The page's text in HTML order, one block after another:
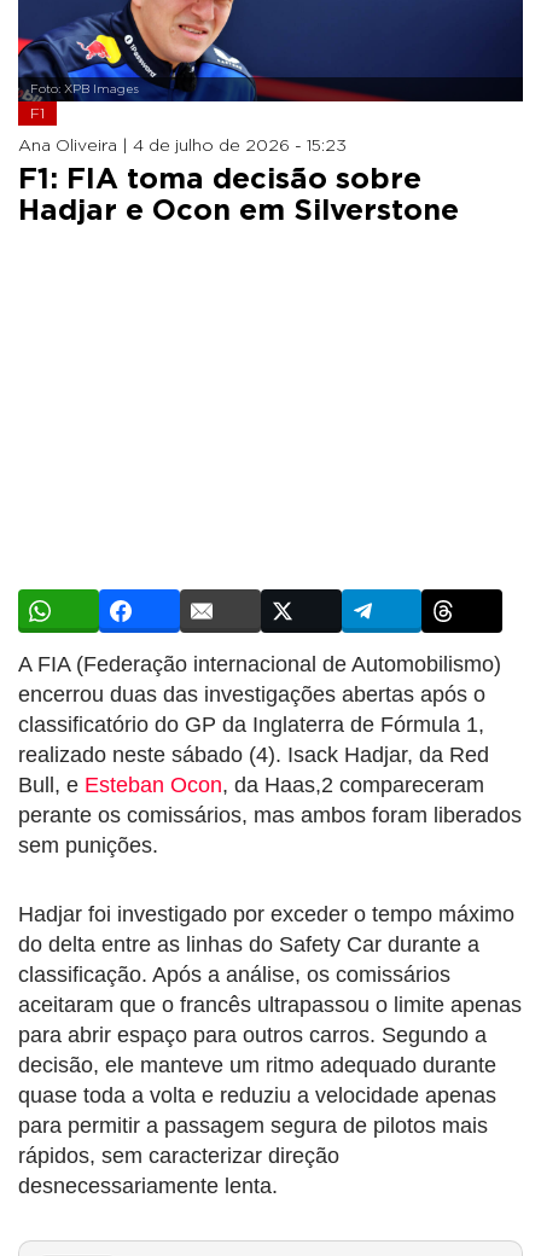
Foto: XPB Images
F1
Ana Oliveira | 4 de julho de 2026 - 15:23
F1: FIA toma decisão sobre
Hadjar e Ocon em Silverstone
A FIA (Federação internacional de Automobilismo)
encerrou duas das investigações abertas após o
classificatório do GP da Inglaterra de Fórmula 1,
realizado neste sábado (4). Isack Hadjar, da Red
Bull, e Esteban Ocon, da Haas,2 compareceram
perante os comissários, mas ambos foram liberados
sem punições.
Hadjar foi investigado por exceder o tempo máximo
do delta entre as linhas do Safety Car durante a
classificação. Após a análise, os comissários
aceitaram que o francês ultrapassou o limite apenas
para abrir espaço para outros carros. Segundo a
decisão, ele manteve um ritmo adequado durante
quase toda a volta e reduziu a velocidade apenas
para permitir a passagem segura de pilotos mais
rápidos, sem caracterizar direção
desnecessariamente lenta.